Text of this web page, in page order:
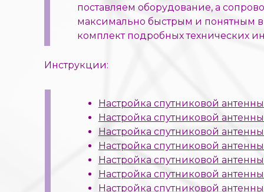
Настройка спутниковой
Настройка спутниковой
Настройка спутниковой
Настройка спутниковой
Настройка спутниковой
Настройка спутниковой
Настройка спутниковой
Инструкции:
поставляем оборудование, а
максимально быстрым и понятным
комплект подробных технических